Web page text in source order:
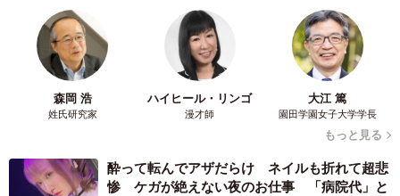
森岡 浩
姓氏研究家
ハイヒール・リンゴ
漫才師
大江 篤
園田学園女子大学学長
もっと見る
酔って転んでアザだらけ ネイルも折れて超悲
惨 ケガが絶えない夜のお仕事 「病院代」と